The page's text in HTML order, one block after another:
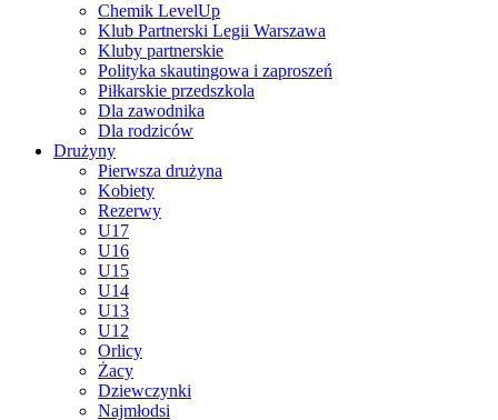
Chemik LevelUp
Klub Partnerski Legii Warszawa
Kluby partnerskie
Polityka skautingowa i zaproszeń
Piłkarskie przedszkola
Dla zawodnika
Dla rodziców
Drużyny
Pierwsza drużyna
Kobiety
Rezerwy
U17
U16
U15
U14
U13
U12
Orlicy
Żacy
Dziewczynki
Najmłodsi